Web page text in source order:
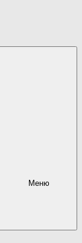
Меню